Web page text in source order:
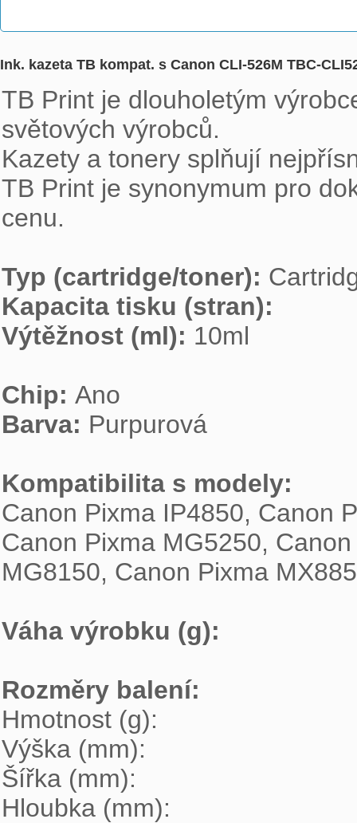
Ink. kazeta TB kompat. s Canon CLI-526M TBC-
TB Print je dlouholetým
světových výrobců.
Kazety a tonery splňují
TB Print je synonymum pro
cenu.
Typ (cartridge/toner):
Kapacita tisku (stran):
Výtěžnost (ml): 10ml
Chip:
Barva: Purpurová
Kompatibilita s modely:
Canon Pixma IP4850, Canon
Canon Pixma MG5250,
MG8150, Canon Pixma MX885
Váha výrobku (g):
Rozměry balení:
Hmotnost (g):
Výška (mm):
Šířka (mm):
Hloubka (mm):